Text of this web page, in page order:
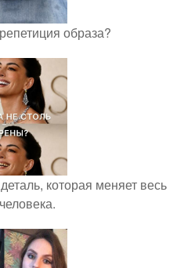
образа?
которая меняет весь